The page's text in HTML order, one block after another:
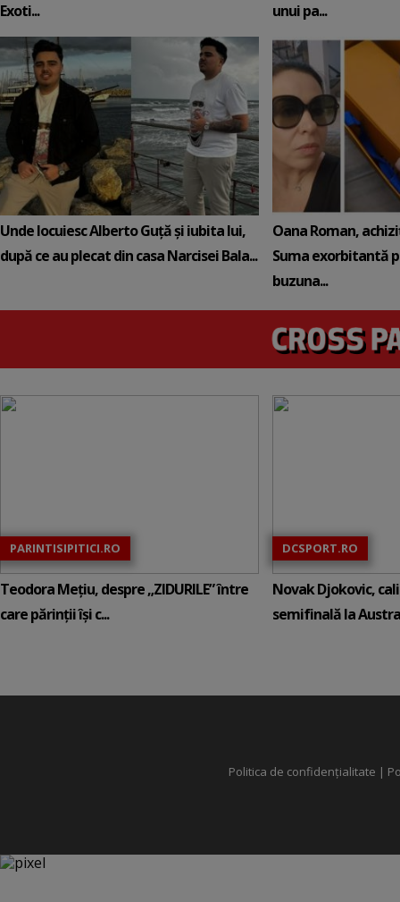
Exoti...
unui pa...
Unde locuiesc Alberto Guță și iubita lui,
după ce au plecat din casa Narcisei Bala...
Oana Roman,
Suma exorbitantă
buzuna...
PARINTISIPITICI.RO
Teodora Mețiu, despre „ZIDURILE” între
care părinții își c...
DCSPORT.RO
Novak Djokovic,
semifinală la
Politica de confidențialitate |